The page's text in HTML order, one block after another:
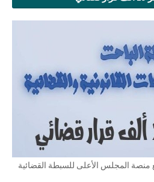
قضائي مع منصة المجلس الأعلى للسبطة القضائية